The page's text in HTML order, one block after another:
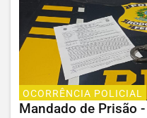
OCORRÊNCIA POLICIAL
Mandado de Prisão